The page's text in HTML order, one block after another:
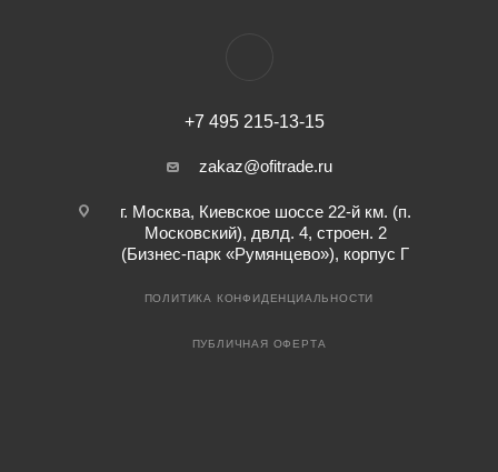
+7 495 215-13-15
zakaz@ofitrade.ru
г. Москва, Киевское шоссе 22-й км. (п.
Московский), двлд. 4, строен. 2
(Бизнес-парк «Румянцево»), корпус Г
ПОЛИТИКА КОНФИДЕНЦИАЛЬНОСТИ
ПУБЛИЧНАЯ ОФЕРТА